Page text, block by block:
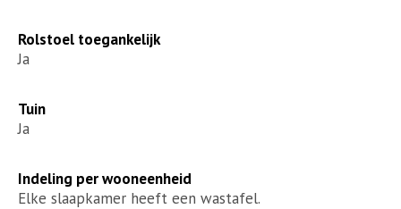
Rolstoel toegankelijk
Ja
Tuin
Ja
Indeling per wooneenheid
Elke slaapkamer heeft een wastafel.